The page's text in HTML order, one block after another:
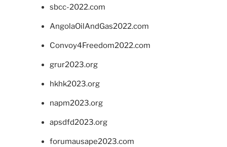
sbcc-2022.com
AngolaOilAndGas2022.com
Convoy4Freedom2022.com
grur2023.org
hkhk2023.org
napm2023.org
apsdfd2023.org
forumausape2023.com